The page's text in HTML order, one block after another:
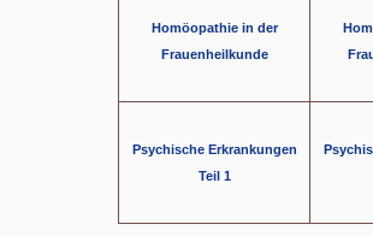
Homöopathie in der
Frauenheilkunde
Psychische Erkrankungen
Teil 1